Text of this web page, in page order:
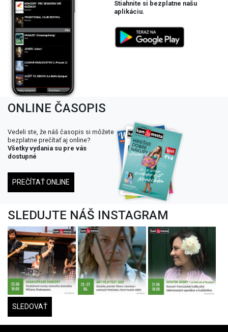
Stiahnite si bezplatne našu
aplikáciu.
ONLINE ČASOPIS
Vedeli ste, že náš časopis si môžete
bezplatne prečítať aj online?
Všetky vydania su pre vás
dostupné
PREČÍTAŤ ONLINE
SLEDUJTE NÁŠ INSTAGRAM
SLEDOVAŤ